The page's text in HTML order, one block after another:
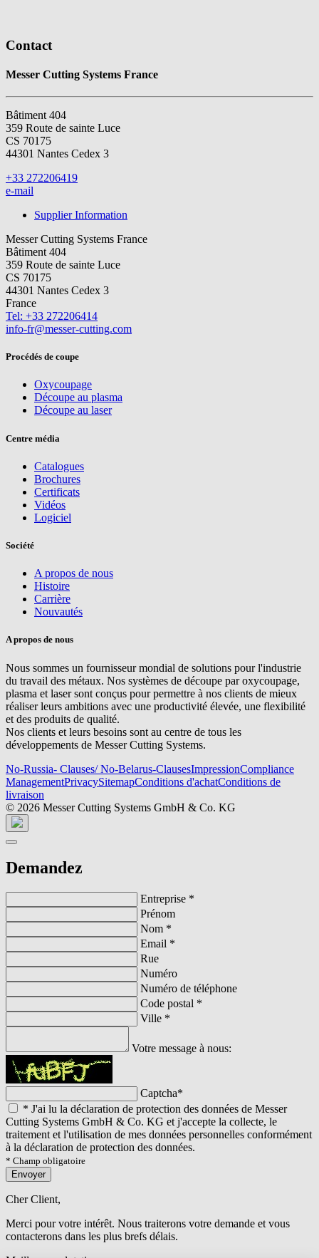
Contact
Messer Cutting Systems France
Bâtiment 404
359 Route de sainte Luce
CS 70175
44301 Nantes Cedex 3
+33 272206419
e-mail
Supplier Information
Messer Cutting Systems France
Bâtiment 404
359 Route de sainte Luce
CS 70175
44301 Nantes Cedex 3
France
Tel: +33 272206414
info-fr@messer-cutting.com
Procédés de coupe
Oxycoupage
Découpe au plasma
Découpe au laser
Centre média
Catalogues
Brochures
Certificats
Vidéos
Logiciel
Société
A propos de nous
Histoire
Carrière
Nouvautés
A propos de nous
Nous sommes un fournisseur mondial de solutions pour l'industrie
du travail des métaux. Nos systèmes de découpe par oxycoupage,
plasma et laser sont conçus pour permettre à nos clients de mieux
réaliser leurs ambitions avec une productivité élevée, une flexibilité
et des produits de qualité.
Nos clients et leurs besoins sont au centre de tous les
développements de Messer Cutting Systems.
No-Russia- Clauses/ No-Belarus-ClausesImpressionCompliance
ManagementPrivacySitemapConditions d'achatConditions de
livraison
© 2026 Messer Cutting Systems GmbH & Co. KG
Demandez
Entreprise *
Prénom
Nom *
Email *
Rue
Numéro
Numéro de téléphone
Code postal *
Ville *
Votre message à nous:
Captcha*
* J'ai lu la déclaration de protection des données de Messer
Cutting Systems GmbH & Co. KG et j'accepte la collecte, le
traitement et l'utilisation de mes données personnelles conformément
à la déclaration de protection des données.
* Champ obligatoire
Envoyer
Cher Client,
Merci pour votre intérêt. Nous traiterons votre demande et vous
contacterons dans les plus brefs délais.